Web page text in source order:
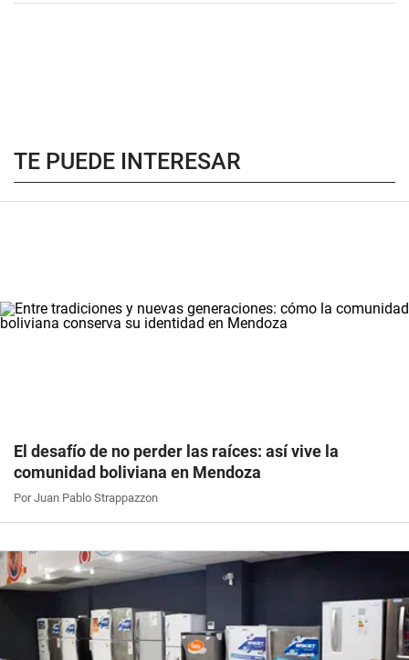
TE PUEDE INTERESAR
El desafío de no perder las raíces: así vive la
comunidad boliviana en Mendoza
Por Juan Pablo Strappazzon